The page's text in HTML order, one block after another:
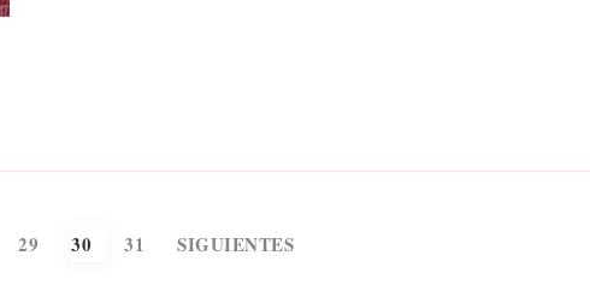
29 30 31 SIGUIENTES